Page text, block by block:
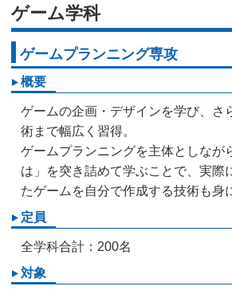
ゲーム学科
ゲームプランニング専攻
概要
ゲームの企画・デザインを学び、さ
術まで幅広く習得。
ゲームプランニングを主体としなが
は」を突き詰めて学ぶことで、実際
たゲームを自分で作成する技術も身
定員
全学科合計：200名
対象